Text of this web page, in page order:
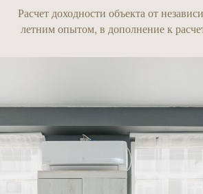
Расчет доходности объекта от
летним опытом, в дополнение к